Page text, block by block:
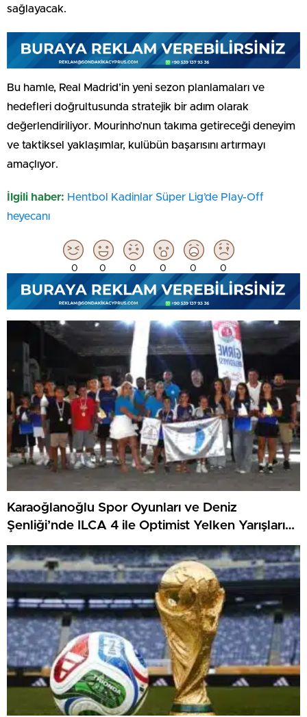
sağlayacak.
Bu hamle, Real Madrid’in yeni sezon planlamaları ve
hedefleri doğrultusunda stratejik bir adım olarak
değerlendiriliyor. Mourinho’nun takıma getireceği deneyim
ve taktiksel yaklaşımlar, kulübün başarısını artırmayı
amaçlıyor.
İlgili haber: Hentbol Kadinlar Süper Lig’de Play-Off
heyecanı
0 0 0 0 0 0
Karaoğlanoğlu Spor Oyunları ve Deniz
Şenliği’nde ILCA 4 ile Optimist Yelken Yarışları
Tamamlandı